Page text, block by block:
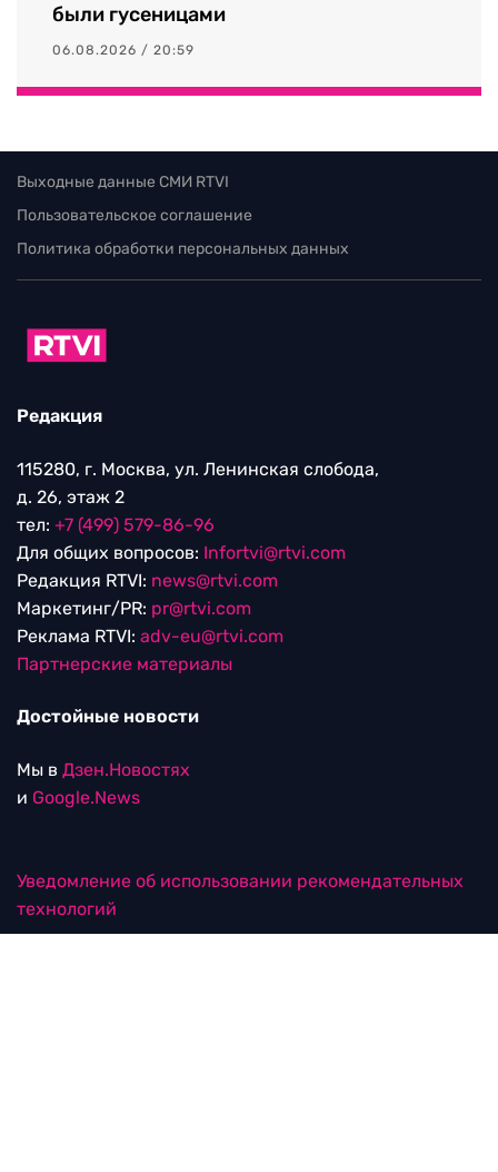
были гусеницами
06.08.2026 / 20:59
Выходные данные СМИ RTVI
Пользовательское соглашение
Политика обработки персональных данных
Редакция
115280, г. Москва, ул. Ленинская слобода,
д. 26, этаж 2
тел: +7 (499) 579-86-96
Для общих вопросов: Infortvi@rtvi.com
Редакция RTVI: news@rtvi.com
Маркетинг/PR: pr@rtvi.com
Реклама RTVI: adv-eu@rtvi.com
Партнерские материалы
Достойные новости
Мы в Дзен.Новостях
и Google.News
Уведомление об использовании рекомендательных
технологий